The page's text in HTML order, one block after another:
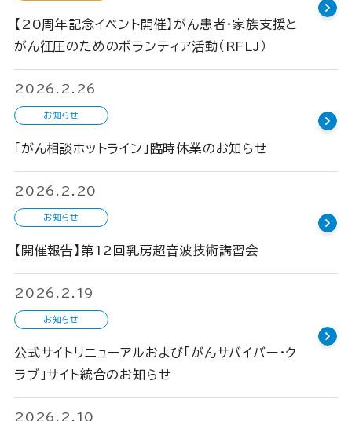
【20周年記念イベント開催】がん患者・家族支援と
がん征圧のためのボランティア活動（RFLJ）
2026.2.26
お知らせ
「がん相談ホットライン」臨時休業のお知らせ
2026.2.20
お知らせ
【開催報告】第12回乳房超音波技術講習会
2026.2.19
お知らせ
公式サイトリニューアルおよび「がんサバイバー・ク
ラブ」サイト統合のお知らせ
2026.2.10